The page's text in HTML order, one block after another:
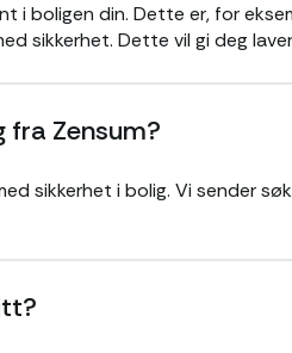
i boligen din. Dette er, for
sikkerhet. Dette vil gi deg
fra Zensum?
sikkerhet i bolig. Vi sender